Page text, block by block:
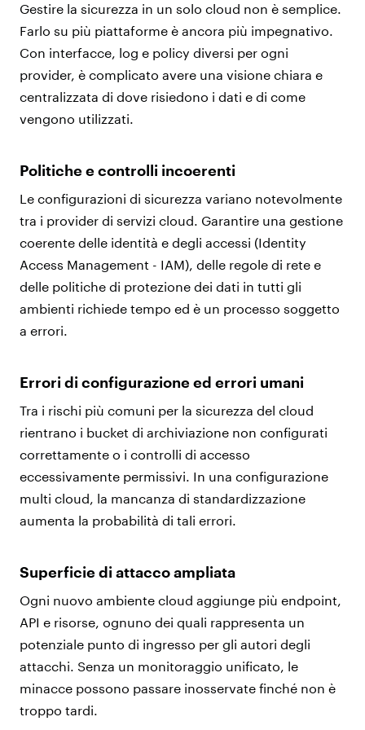
Gestire la sicurezza in un solo cloud non è semplice.
Farlo su più piattaforme è ancora più impegnativo.
Con interfacce, log e policy diversi per ogni
provider, è complicato avere una visione chiara e
centralizzata di dove risiedono i dati e di come
vengono utilizzati.
Politiche e controlli incoerenti
Le configurazioni di sicurezza variano notevolmente
tra i provider di servizi cloud. Garantire una gestione
coerente delle identità e degli accessi (Identity
Access Management - IAM), delle regole di rete e
delle politiche di protezione dei dati in tutti gli
ambienti richiede tempo ed è un processo soggetto
a errori.
Errori di configurazione ed errori umani
Tra i rischi più comuni per la sicurezza del cloud
rientrano i bucket di archiviazione non configurati
correttamente o i controlli di accesso
eccessivamente permissivi. In una configurazione
multi cloud, la mancanza di standardizzazione
aumenta la probabilità di tali errori.
Superficie di attacco ampliata
Ogni nuovo ambiente cloud aggiunge più endpoint,
API e risorse, ognuno dei quali rappresenta un
potenziale punto di ingresso per gli autori degli
attacchi. Senza un monitoraggio unificato, le
minacce possono passare inosservate finché non è
troppo tardi.